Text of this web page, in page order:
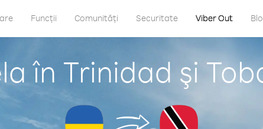
Funcții Comunități Securitate Viber Out
în Trinidad şi